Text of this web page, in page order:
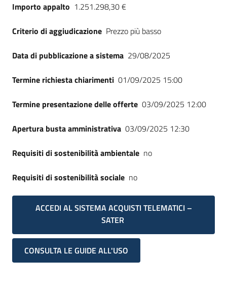
Importo appalto 1.251.298,30 €
Criterio di aggiudicazione Prezzo più basso
Data di pubblicazione a sistema 29/08/2025
Termine richiesta chiarimenti 01/09/2025 15:00
Termine presentazione delle offerte 03/09/2025 12:00
Apertura busta amministrativa 03/09/2025 12:30
Requisiti di sostenibilità ambientale no
Requisiti di sostenibilità sociale no
ACCEDI AL SISTEMA ACQUISTI TELEMATICI –
SATER
CONSULTA LE GUIDE ALL'USO